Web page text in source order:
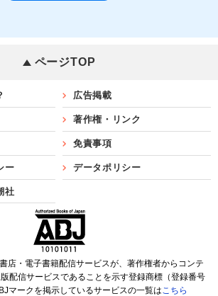
ページTOP
広告掲載
著作権・リンク
免責事項
ー データポリシー
社
店・電子書籍配信サービスが、著作権者からコンテ
配信サービスであることを示す登録商標（登録番号
マークを掲示しているサービスの一覧はこちら